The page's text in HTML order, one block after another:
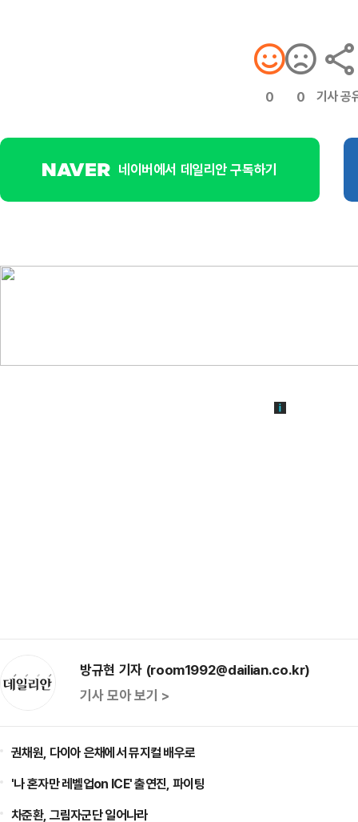
0 0 기사 공
네이버에서 데일리안 구독하기
방규현 기자 (room1992@dailian.co.kr)
기사 모아 보기 >
권채원, 다이아 은채에서 뮤지컬 배우로
'나 혼자만 레벨업on ICE' 출연진, 파이팅
차준환, 그림자군단 일어나라